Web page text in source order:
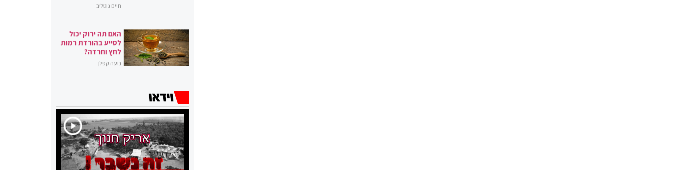
חיים גוטליב
האם תה ירוק יכול
לסייע בהורדת רמות
לחץ וחרדה?
נועה קפלן